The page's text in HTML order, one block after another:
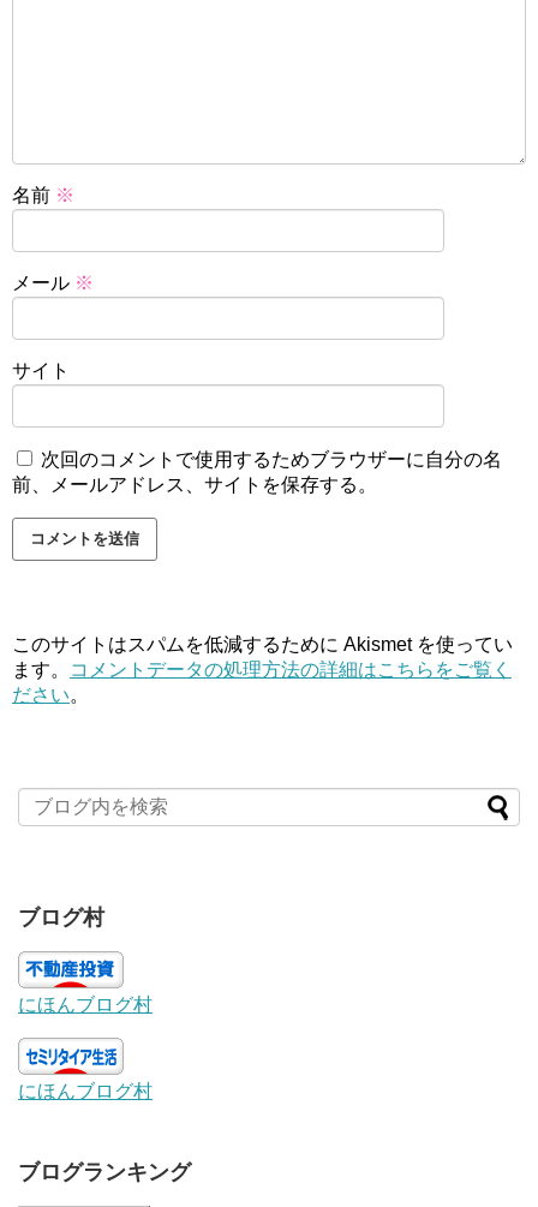
名前 ※
メール ※
サイト
次回のコメントで使用するためブラウザーに自分の名
前、メールアドレス、サイトを保存する。
このサイトはスパムを低減するために Akismet を使ってい
ます。
コメントデータの処理方法の詳細はこちらをご覧く
ださい。
ブログ村
にほんブログ村
にほんブログ村
ブログランキング